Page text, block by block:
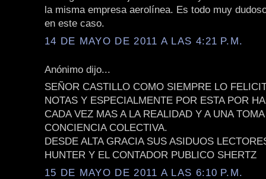
la misma empresa aerolínea. Es todo muy
en este caso.
14 DE MAYO DE 2011 A LAS 4:21 P.M.
Anónimo dijo...
SEÑOR CASTILLO COMO SIEMPRE LO
NOTAS Y ESPECIALMENTE POR ESTA POR
CADA VEZ MAS A LA REALIDAD Y A UNA
CONCIENCIA COLECTIVA.
DESDE ALTA GRACIA SUS ASIDUOS
HUNTER Y EL CONTADOR PUBLICO SHERTZ
15 DE MAYO DE 2011 A LAS 6:10 P.M.